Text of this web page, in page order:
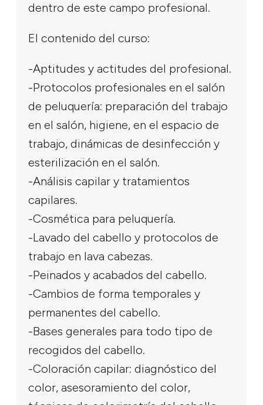
dentro de este campo profesional.
El contenido del curso:
-Aptitudes y actitudes del profesional.
-Protocolos profesionales en el salón
de peluquería: preparación del trabajo
en el salón, higiene, en el espacio de
trabajo, dinámicas de desinfección y
esterilización en el salón.
-Análisis capilar y tratamientos
capilares.
-Cosmética para peluquería.
-Lavado del cabello y protocolos de
trabajo en lava cabezas.
-Peinados y acabados del cabello.
-Cambios de forma temporales y
permanentes del cabello.
-Bases generales para todo tipo de
recogidos del cabello.
-Coloración capilar: diagnóstico del
color, asesoramiento del color,